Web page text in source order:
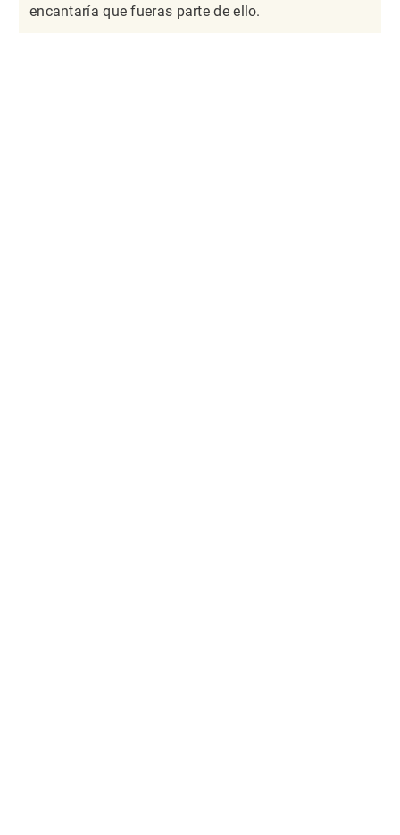
encantaría que fueras parte de ello.